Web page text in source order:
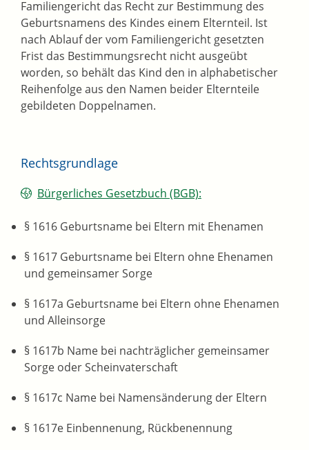
Familiengericht das Recht zur Bestimmung des
Geburtsnamens des Kindes einem Elternteil. Ist
nach Ablauf der vom Familiengericht gesetzten
Frist das Bestimmungsrecht nicht ausgeübt
worden, so behält das Kind den in alphabetischer
Reihenfolge aus den Namen beider Elternteile
gebildeten Doppelnamen.
Rechtsgrundlage
Bürgerliches Gesetzbuch (BGB):
§ 1616 Geburtsname bei Eltern mit Ehenamen
§ 1617 Geburtsname bei Eltern ohne Ehenamen
und gemeinsamer Sorge
§ 1617a Geburtsname bei Eltern ohne Ehenamen
und Alleinsorge
§ 1617b Name bei nachträglicher gemeinsamer
Sorge oder Scheinvaterschaft
§ 1617c Name bei Namensänderung der Eltern
§ 1617e Einbennenung, Rückbenennung